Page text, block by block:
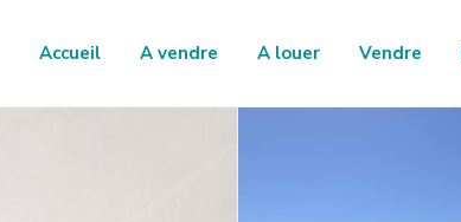
Accueil A vendre A louer Vendre